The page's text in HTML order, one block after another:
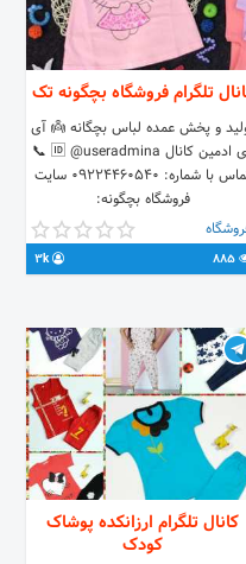
تلگرام فروشگاه بچگونه تک
و پخش عمده لباس بچگانه 👼 آی
دی ادمین کانال 🆔️ @useradmina 📞
تماس با شماره: 09224460540 سایت
فروشگاه بچگونه:
http://bachegoone.com 🔊 آدرس
کانال تلگرامی فروشگاه
@bachegoonecom و یا در پیج3k
کانال تلگرام ارزانکده پوشاک
کودک